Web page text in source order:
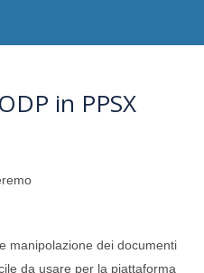
in PPSX
manipolazione dei documenti
da usare per la piattaforma